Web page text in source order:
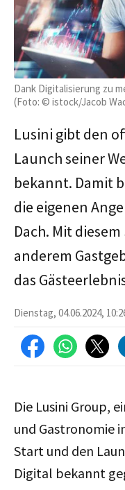
Dank Digitalisierung zu
(Foto: © istock/Jacob
Lusini gibt den
Launch seiner
bekannt. Damit
die eigenen
Dach. Mit
anderem
das
Dienstag, 04.06.2024,
Die Lusini Group,
und Gastronomie
Start und den
Digital bekannt